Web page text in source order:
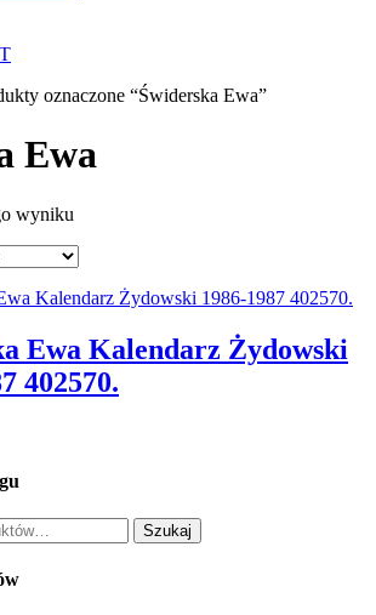
oznaczone “Świderska Ewa”
Ewa
wyniku
Ewa Kalendarz Żydowski
402570.
Szukaj